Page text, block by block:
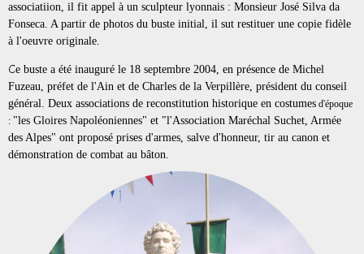
associatiion, il fit appel à un sculpteur lyonnais : Monsieur José Silva da
Fonseca. A partir de photos du buste initial, il sut restituer une copie fidèle
à l'oeuvre originale.
Ce buste a été inauguré le 18 septembre 2004, en présence de Michel
Fuzeau, préfet de l'Ain et de Charles de la Verpillère, président du conseil
général. Deux associations de reconstitution historique en costumes d'époque
: "les Gloires Napoléoniennes" et "l'Association Maréchal Suchet, Armée
des Alpes" ont proposé prises d'armes, salve d'honneur, tir au canon et
démonstration de combat au bâton.